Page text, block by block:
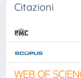
Citazioni